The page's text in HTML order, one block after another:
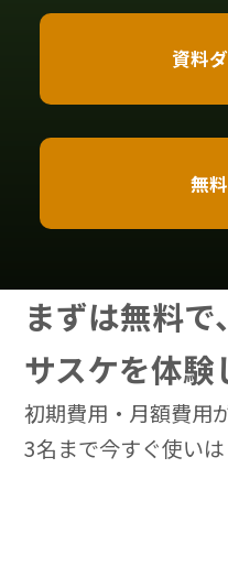
資料
無
まずは無料で、
サスケを体験
初期費用・月額費用
3名まで今すぐ使いは